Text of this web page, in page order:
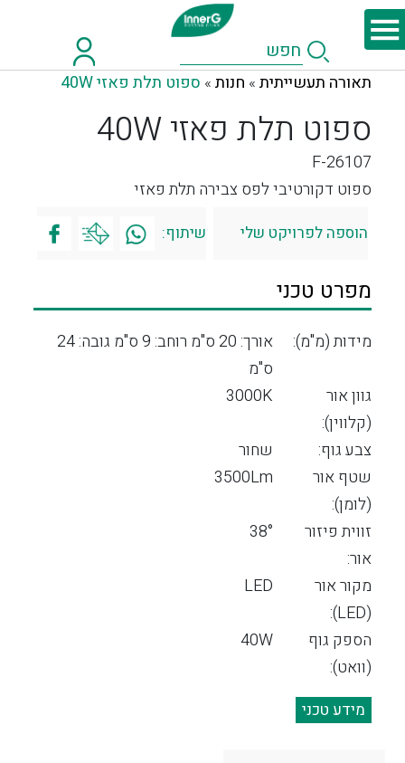
תאורה תעשייתית » חנות » ספוט תלת פאזי 40W
ספוט תלת פאזי 40W
F-26107
ספוט דקורטיבי לפס צבירה תלת פאזי
הוספה לפרויקט שלי שיתוף:
מפרט טכני
מידות (מ"מ):
אורך: 20 ס"מ רוחב: 9 ס"מ גובה: 24
ס"מ
גוון אור
(קלווין):
3000K
צבע גוף:
שחור
שטף אור
(לומן):
3500Lm
זווית פיזור
אור:
38°
מקור אור
(LED):
LED
הספק גוף
(וואט):
40W
מידע טכני